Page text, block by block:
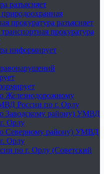
разъясняет
прокуратура разъясняет
прокуратура
информирует
России по г. Орлу
району) УМВД
Орлу
Северному району) УМВД
Орлу
по г. Орлу (Советский